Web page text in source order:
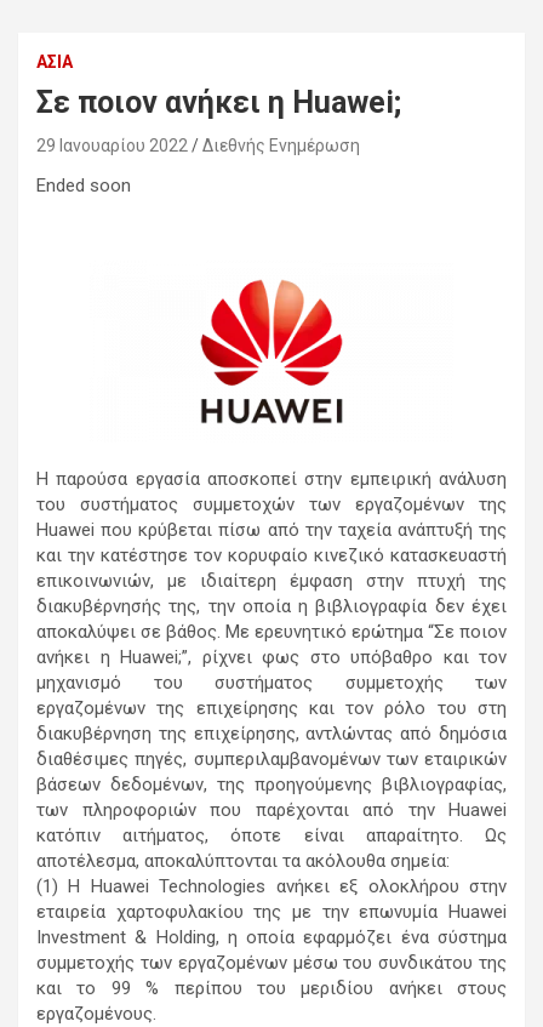
ΑΣΊΑ
Σε ποιον ανήκει η Huawei;
29 Ιανουαρίου 2022 Διεθνής Ενημέρωση
Ended soon
Η παρούσα εργασία αποσκοπεί στην εμπειρική ανάλυση
του συστήματος συμμετοχών των εργαζομένων της
Huawei που κρύβεται πίσω από την ταχεία ανάπτυξή της
και την κατέστησε τον κορυφαίο κινεζικό κατασκευαστή
επικοινωνιών, με ιδιαίτερη έμφαση στην πτυχή της
διακυβέρνησής της, την οποία η βιβλιογραφία δεν έχει
αποκαλύψει σε βάθος. Με ερευνητικό ερώτημα “Σε ποιον
ανήκει η Huawei;”, ρίχνει φως στο υπόβαθρο και τον
μηχανισμό του συστήματος συμμετοχής των
εργαζομένων της επιχείρησης και τον ρόλο του στη
διακυβέρνηση της επιχείρησης, αντλώντας από δημόσια
διαθέσιμες πηγές, συμπεριλαμβανομένων των εταιρικών
βάσεων δεδομένων, της προηγούμενης βιβλιογραφίας,
των πληροφοριών που παρέχονται από την Huawei
κατόπιν αιτήματος, όποτε είναι απαραίτητο. Ως
αποτέλεσμα, αποκαλύπτονται τα ακόλουθα σημεία:
(1) Η Huawei Technologies ανήκει εξ ολοκλήρου στην
εταιρεία χαρτοφυλακίου της με την επωνυμία Huawei
Investment & Holding, η οποία εφαρμόζει ένα σύστημα
συμμετοχής των εργαζομένων μέσω του συνδικάτου της
και το 99 % περίπου του μεριδίου ανήκει στους
εργαζομένους.